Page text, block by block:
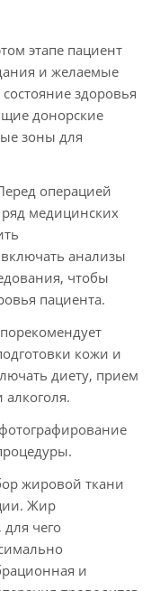
этапе пациент
и желаемые
здоровья
донорские
зоны для
операцией
медицинских
анализы
чтобы
пациента.
кожи и
диету, прием
алкоголя.
жировой ткани
Жир
для чего
и